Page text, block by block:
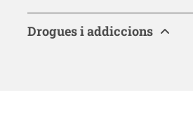
Drogues i addiccions